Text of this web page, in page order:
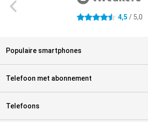
4.5 sterren 4,5 / 5,0
Populaire smartphones
Telefoon met abonnement
Telefoons